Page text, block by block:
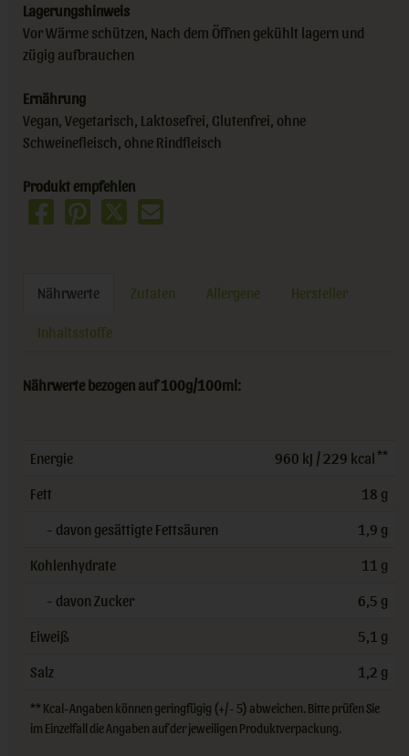
Lagerungshinweis
Vor Wärme schützen, Nach dem Öffnen gekühlt lagern und
zügig aufbrauchen
Ernährung
Vegan, Vegetarisch, Laktosefrei, Glutenfrei, ohne
Schweinefleisch, ohne Rindfleisch
Produkt empfehlen
Nährwerte Zutaten Allergene Hersteller
Inhaltsstoffe
Nährwerte bezogen auf 100g/100ml:
Energie 960 kJ / 229 kcal**
Fett 18 g
- davon gesättigte Fettsäuren 1,9 g
Kohlenhydrate 11 g
- davon Zucker 6,5 g
Eiweiß 5,1 g
Salz 1,2 g
** Kcal-Angaben können geringfügig (+/- 5) abweichen. Bitte prüfen Sie
im Einzelfall die Angaben auf der jeweiligen Produktverpackung.